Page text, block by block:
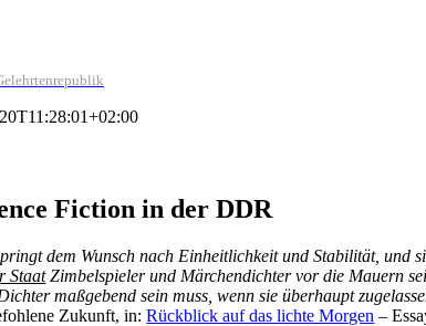
Fiction in der DDR
dem Wunsch nach Einheitlichkeit und Stabilität, und
StaatZimbelspieler und Märchendichter vor die Mauern
maßgebend sein muss, wenn sie überhaupt
Zukunft, in:Rückblick auf das lichte Morgen –